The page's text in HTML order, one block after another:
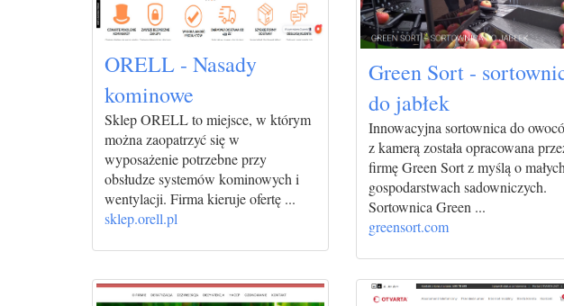
ORELL - Nasady
kominowe
Sklep ORELL to miejsce, w którym
można zaopatrzyć się w
wyposażenie potrzebne przy
obsłudze systemów kominowych i
wentylacji. Firma kieruje ofertę ...
sklep.orell.pl
Green Sort -
do jabłek
Innowacyjna sortownica do
z kamerą została opracowana
firmę Green Sort z myślą o
gospodarstwach sadowniczych.
Sortownica Green ...
greensort.com